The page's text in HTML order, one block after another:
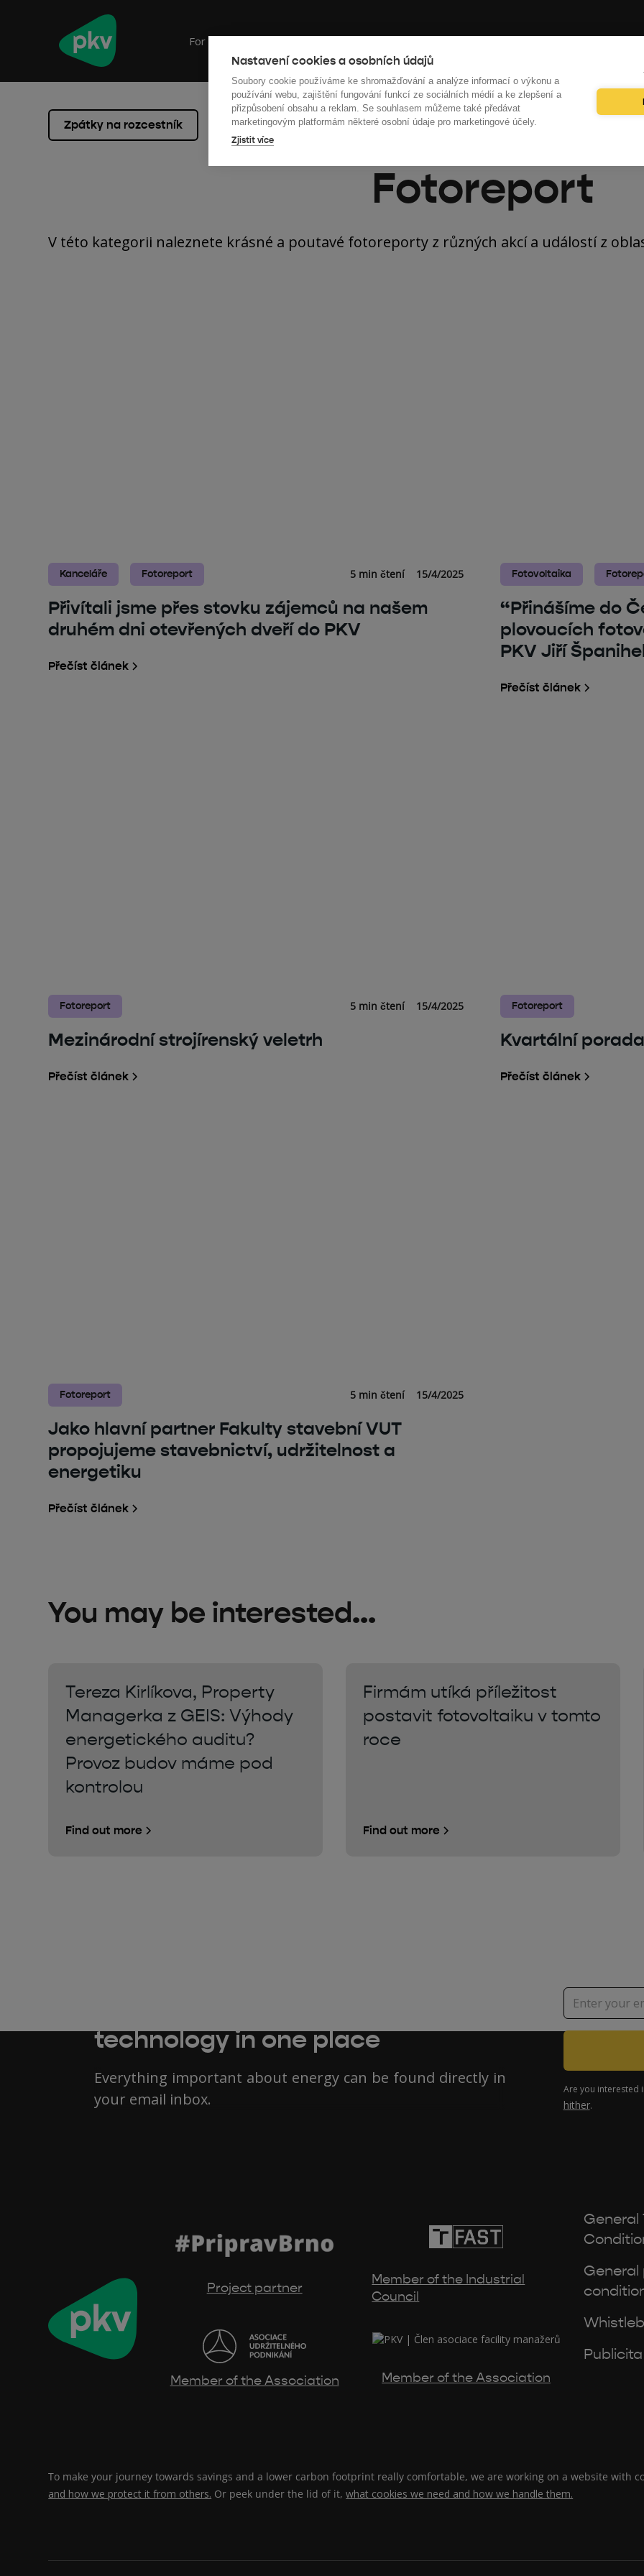
Nastavení cookies a osobních údajů
Soubory cookie používáme ke shromažďování a analýze informací o výkonu a
používání webu, zajištění fungování funkcí ze sociálních médií a ke zlepšení a
přizpůsobení obsahu a reklam. Se souhlasem můžeme také předávat
marketingovým platformám některé osobní údaje pro marketingové účely.
Zjistit více
For companies For municipalities About Us Education Kalkulačky
Zpátky na rozcestník
Fotoreport
V této kategorii naleznete krásné a poutavé fotoreporty z různých akcí a událostí z
Kanceláře Fotoreport 5 min čtení 15/4/2025
Přivítali jsme přes stovku zájemců na našem
druhém dni otevřených dveří do PKV
Přečíst článek
Fotovoltaika
“Přinášíme do
plovoucích
PKV Jiří
Přečíst článek
Fotoreport 5 min čtení 15/4/2025
Mezinárodní strojírenský veletrh
Přečíst článek
Fotoreport
Kvartální
Přečíst článek
Fotoreport 5 min čtení 15/4/2025
Jako hlavní partner Fakulty stavební VUT
propojujeme stavebnictví, udržitelnost a
energetiku
Přečíst článek
You may be interested...
Tereza Kirlíkova, Property
Managerka z GEIS: Výhody
energetického auditu?
Provoz budov máme pod
kontrolou
Find out more
Firmám utíká příležitost
postavit fotovoltaiku v tomto
roce
Find out more
technology in one place
Everything important about energy can be found directly in
your email inbox.
Are you interested
hither.
Project partner
Member of the Industrial
Council
Member of the Association Member of the Association
General
General
Publicita
To make your journey towards savings and a lower carbon footprint really comfortable, we are working on a website with
and how we protect it from others. Or peek under the lid of it,what cookies we need and how we handle them.